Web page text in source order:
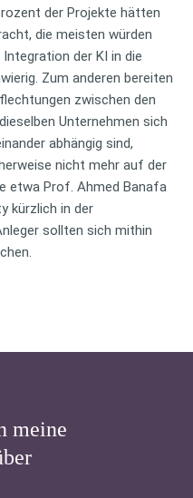
der Projekte hätten
die meisten würden
der KI in die
Zum anderen bereiten
zwischen den
Unternehmen sich
abhängig sind,
nicht mehr auf der
etwa Prof. Ahmed Banafa
kürzlich in der
sollten sich mithin
meine